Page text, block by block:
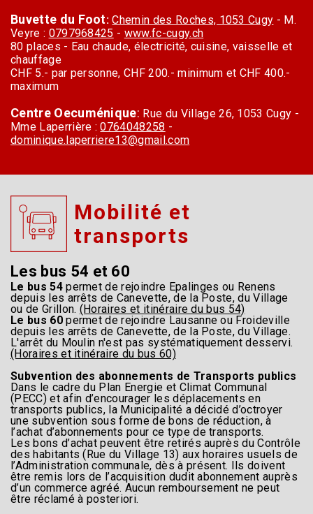
Buvette du Foot:Chemin des Roches, 1053 Cugy - M.
Veyre : 0797968425 - www.fc-cugy.ch
80 places - Eau chaude, électricité, cuisine, vaisselle et
chauffage
CHF 5.- par personne, CHF 200.- minimum et CHF 400.-
maximum
Centre Oecuménique: Rue du Village 26, 1053 Cugy -
Mme Laperrière :0764048258 -
dominique.laperriere13@gmail.com
Mobilité et
transports
Les bus 54 et 60
Le bus 54permet de rejoindre Epalinges ou Renens
depuis les arrêts de Canevette, de la Poste, du Village
ou de Grillon. (Horaires et itinéraire du bus 54)
Le bus 60permet de rejoindre Lausanne ou Froideville
depuis les arrêts de Canevette, de la Poste, du Village.
L'arrêt du Moulin n'est pas systématiquement desservi.
(Horaires et itinéraire du bus 60)
Subvention des abonnements de Transports publics
Dans le cadre du Plan Energie et Climat Communal
(PECC) et afin d’encourager les déplacements en
transports publics, la Municipalité a décidé d’octroyer
une subvention sous forme de bons de réduction, à
l’achat d’abonnements pour ce type de transports.
Les bons d’achat peuvent être retirés auprès du Contrôle
des habitants (Rue du Village 13) aux horaires usuels de
l’Administration communale, dès à présent. Ils doivent
être remis lors de l’acquisition dudit abonnement auprès
d’un commerce agréé. Aucun remboursement ne peut
être réclamé à posteriori.